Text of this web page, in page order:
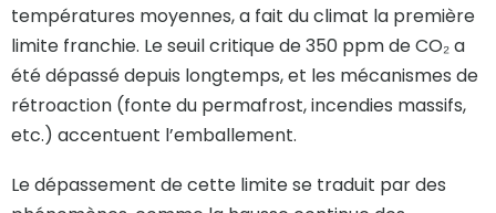
températures moyennes, a fait du climat la première
limite franchie. Le seuil critique de 350 ppm de CO₂ a
été dépassé depuis longtemps, et les mécanismes de
rétroaction (fonte du permafrost, incendies massifs,
etc.) accentuent l’emballement.
Le dépassement de cette limite se traduit par des